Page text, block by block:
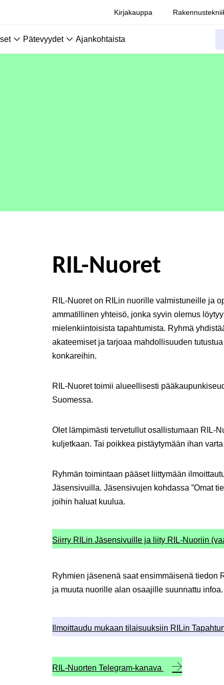
Kirjakauppa
Pätevyydet Ajankohtaista
RIL-Nuoret
RIL‐Nuoret on RILin nuorille valmistuneille ja
ammatillinen yhteisö, jonka syvin olemus
mielenkiintoisista tapahtumista. Ryhmä
akateemiset ja tarjoaa mahdollisuuden
konkareihin.
RIL-Nuoret toimii alueellisesti
Suomessa.
Olet lämpimästi tervetullut osallistumaan RIL-
kuljetkaan. Tai poikkea pistäytymään ihan
Ryhmän toimintaan pääset liittymään
Jäsensivuilla. Jäsensivujen kohdassa ”Omat
joihin haluat kuulua.
Siirry RILin Jäsensivuille ja liity RIL-Nuoriin
Ryhmien jäsenenä saat ensimmäisenä tiedon
ja muuta nuorille alan osaajille suunnattu infoa.
Ilmoittaudu mukaan tilaisuuksiin RILin
RIL-Nuorten Telegram-kanava